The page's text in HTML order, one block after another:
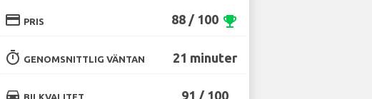
credit_card PRIS 88 / 100 emoji_events
timer GENOMSNITTLIG VÄNTAN 21 minuter
directions_car BILKVALITET 91 / 100